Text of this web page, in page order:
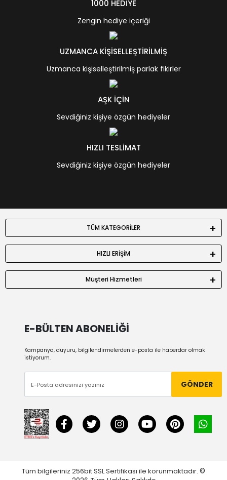
1000 HEDİYE
Zengin hediye içeriği
UZMANCA KİŞİSELLEŞTİRİLMİŞ
Uzmanca kişiselleştirilmiş parlak fikirler
AŞK İÇİN
Sevdiğiniz kişiye özgün hediyeler
HIZLI TESLİMAT
Sevdiğiniz kişiye özgün hediyeler
TÜM KATEGORİLER
HIZLI ERİŞİM
Müşteri Hizmetleri
E-BÜLTEN ABONELİĞİ
Kampanya, duyuru, bilgilendirmelerden e-posta ile haberdar olmak
istiyorum.
GÖNDER
Tüm bilgileriniz 256bit SSL Sertifikası ile korunmaktadır. ©